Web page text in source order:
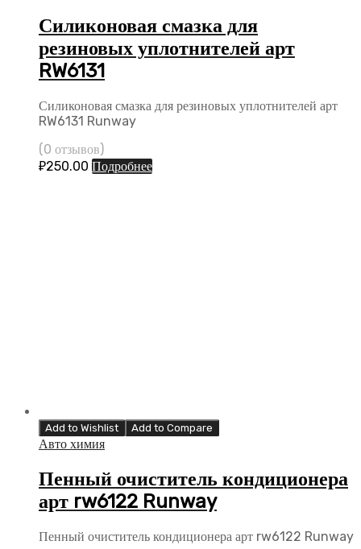
Силиконовая смазка для
резиновых уплотнителей арт
RW6131
Силиконовая смазка для резиновых уплотнителей арт
RW6131 Runway
(0 отзывов)
₽250.00 Подробнее
Add to Wishlist Add to Compare
Авто химия
Пенный очиститель кондиционера
арт rw6122 Runway
Пенный очиститель кондиционера арт rw6122 Runway